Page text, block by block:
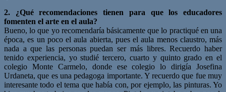
2. ¿Qué recomendaciones tienen para que los educadores
fomenten el arte en el aula?
Bueno, lo que yo recomendaría básicamente que lo practiqué en una
época, es un poco el aula abierta, pues el aula menos claustro, más
nada a que las personas puedan ser más libres. Recuerdo haber
tenido experiencia, yo studié tercero, cuarto y quinto grado en el
colegio Monte Carmelo, donde ese colegio lo dirigía Josefina
Urdaneta, que es una pedagoga importante. Y recuerdo que fue muy
interesante todo el tema que había con, por ejemplo, las pinturas. Yo